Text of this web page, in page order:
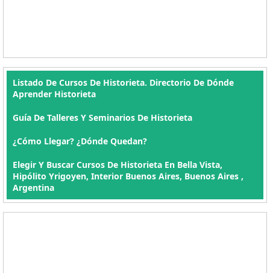
Listado De Cursos De Historieta. Directorio De Dónde
Aprender Historieta
Guía De Talleres Y Seminarios De Historieta
¿Cómo Llegar? ¿Dónde Quedan?
Elegir Y Buscar Cursos De Historieta En Bella Vista,
Hipólito Yrigoyen, Interior Buenos Aires, Buenos Aires ,
Argentina